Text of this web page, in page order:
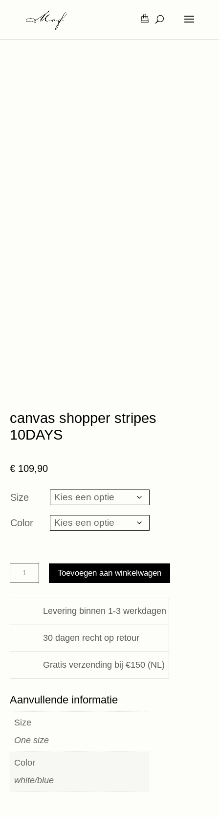
canvas shopper stripes
10DAYS
€ 109,90
Size
Color
canvas
shopper
Toevoegen aan winkelwagen
Levering binnen 1-3 werkdagen
30 dagen recht op retour
Gratis verzending bij €150 (NL)
Aanvullende informatie
Size
One size
Color
white/blue